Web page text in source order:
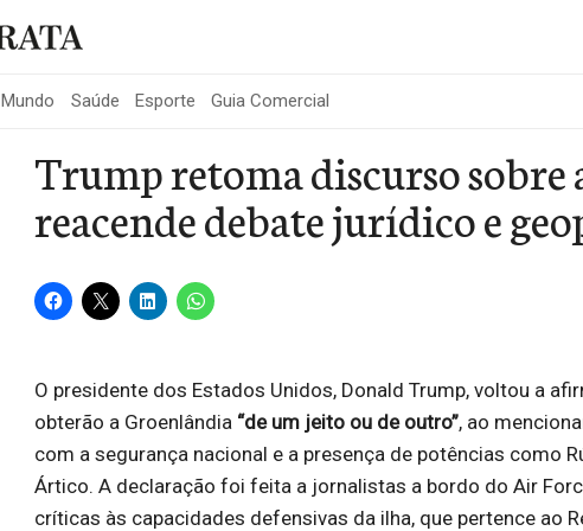
Mundo Saúde Esporte Guia Comercial
Trump retoma discurso sobre
reacende debate jurídico e
O presidente dos Estados Unidos, Donald Trump, voltou a
obterão a Groenlândia “de um jeito ou de outro”, ao
com a segurança nacional e a presença de potências como
Ártico. A declaração foi feita a jornalistas a bordo do Air
críticas às capacidades defensivas da ilha, que pertence ao